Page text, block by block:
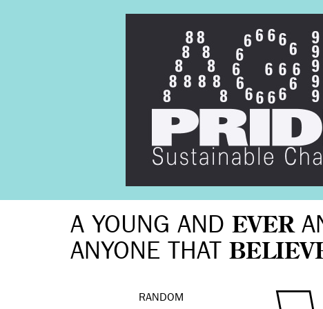
A YOUNG AND EVER
ANYONE THAT
RANDOM